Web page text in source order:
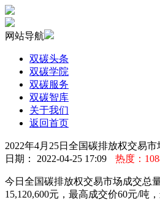
网站导航
双碳头条
双碳学院
双碳服务
双碳智库
关于我们
返回首页
2022年4月25日全国碳排放权交易
日期： 2022-04-25 17:09
热度：
今日全国碳排放权交易市场成交总
15,120,600元，最高成交价60元/吨